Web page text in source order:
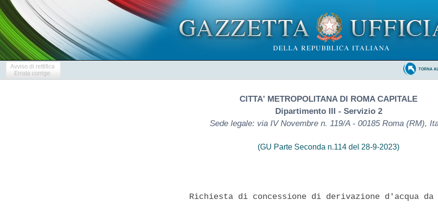
Avviso di rettifica
Errata corrige
TORNA
CITTA' METROPOLITANA DI ROMA CAPITALE
Dipartimento III - Servizio 2
Sede legale: via IV Novembre n. 119/A - 00185 Roma (RM),
(GU Parte Seconda n.114 del 28-9-2023)
Richiesta di concessione di derivazione d'acqua